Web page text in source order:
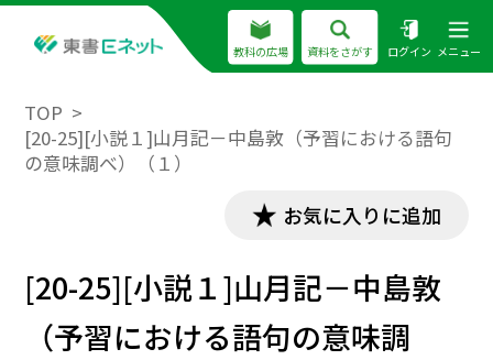
教科の広場 資料をさがす ログイン メニュー
TOP
[20-25][小説１]山月記－中島敦（予習における語句
の意味調べ）（１）
お気に入りに追加
[20-25][小説１]山月記－中島敦
（予習における語句の意味調